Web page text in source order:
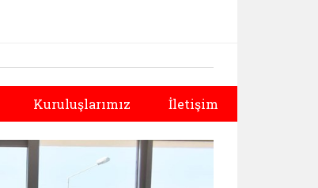
Kuruluşlarımız İletişim
Sonraki